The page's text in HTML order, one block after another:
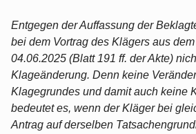
Entgegen der Auffassung der
bei dem Vortrag des Klägers aus
04.06.2025 (Blatt 191 ff. der Akte)
Klageänderung. Denn keine
Klagegrundes und damit auch keine
bedeutet es, wenn der Kläger bei
Antrag auf derselben